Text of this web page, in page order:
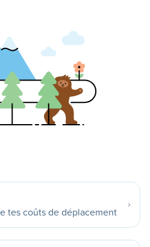
tes coûts de déplacement